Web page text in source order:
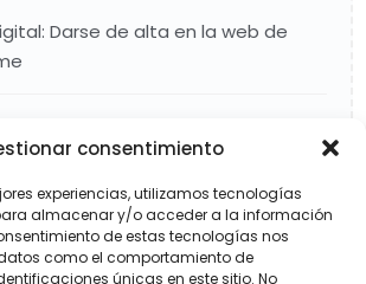
consentimiento
experiencias, utilizamos tecnologías
almacenar y/o acceder a la información
de estas tecnologías nos
como el comportamiento de
únicas en este sitio. No
Darse de alta en la web de
de las redes sociales
mantenimiento web en Bilbao